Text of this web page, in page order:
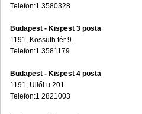
Telefon:1 3580328
Budapest - Kispest 3 posta
1191, Kossuth tér 9.
Telefon:1 3581179
Budapest - Kispest 4 posta
1191, Üllői u.201.
Telefon:1 2821003